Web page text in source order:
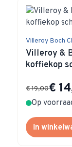
Villeroy Boch
Villeroy &
koffiekop
€
€ 19,00
Op
In